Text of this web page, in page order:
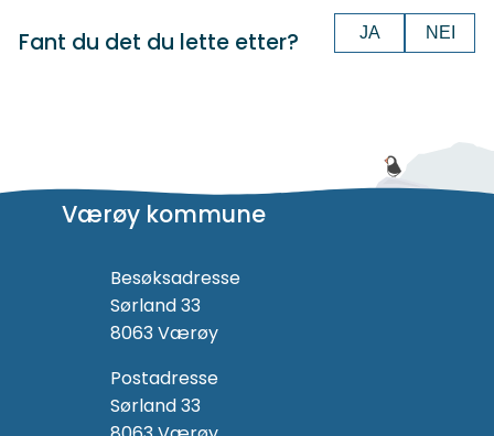
Fant du det du lette etter? JA NEI
Værøy kommune
Besøksadresse
Sørland 33
8063 Værøy
Postadresse
Sørland 33